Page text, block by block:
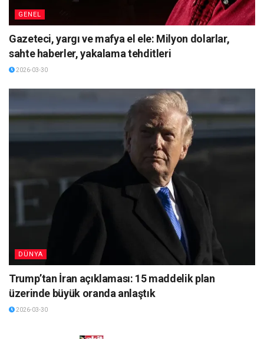
GENEL
Gazeteci, yargı ve mafya el ele: Milyon dolarlar,
sahte haberler, yakalama tehditleri
2026-03-30
DÜNYA
Trump’tan İran açıklaması: 15 maddelik plan
üzerinde büyük oranda anlaştık
2026-03-30